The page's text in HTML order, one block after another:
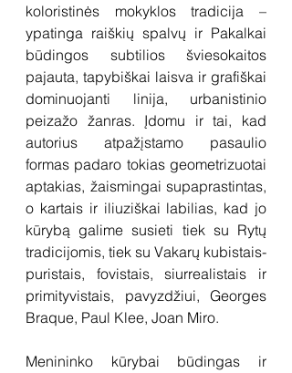
koloristinės mokyklos tradicija –
ypatinga raiškių spalvų ir Pakalkai
būdingos subtilios šviesokaitos
pajauta, tapybiškai laisva ir grafiškai
dominuojanti linija, urbanistinio
peizažo žanras. Įdomu ir tai, kad
autorius atpažįstamo pasaulio
formas padaro tokias geometrizuotai
aptakias, žaismingai supaprastintas,
o kartais ir iliuziškai labilias, kad jo
kūrybą galime susieti tiek su Rytų
tradicijomis, tiek su Vakarų kubistais-
puristais, fovistais, siurrealistais ir
primityvistais, pavyzdžiui, Georges
Braque, Paul Klee, Joan Miro.
Menininko kūrybai būdingas ir